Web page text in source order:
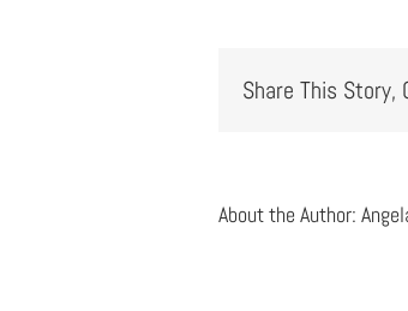
Share This Story,
About the Author: